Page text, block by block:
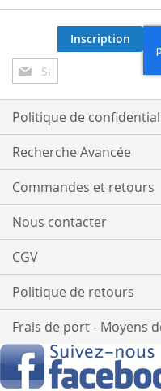
Inscription
à
notre
lettre
d’information
:
Inscription
Politique de
Recherche Avancée
Commandes et retours
Nous contacter
CGV
Politique de retours
Frais de port - Moyens